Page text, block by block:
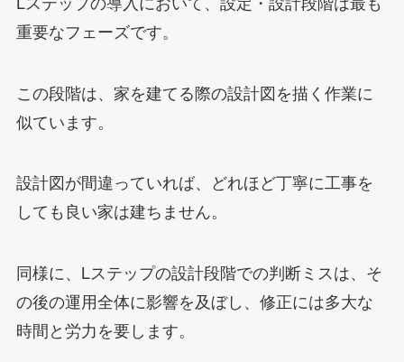
重要なフェーズです。
この段階は、家を建てる際の設計図を描く作業に
似ています。
設計図が間違っていれば、どれほど丁寧に工事を
しても良い家は建ちません。
同様に、Lステップの設計段階での判断ミスは、そ
の後の運用全体に影響を及ぼし、修正には多大な
時間と労力を要します。